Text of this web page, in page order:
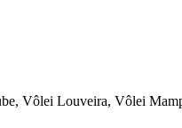
Vôlei Louveira, Vôlei